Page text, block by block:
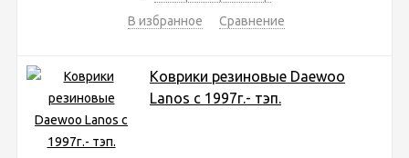
В избранное
Сравнение
Коврики резиновые Daewoo
Lanos с 1997г.- тэп.